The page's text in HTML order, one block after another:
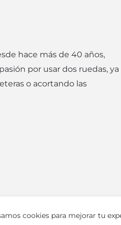
hace más de 40 años,
por usar dos ruedas, ya
o acortando las
© Transvision Bike
cookies para mejorar tu